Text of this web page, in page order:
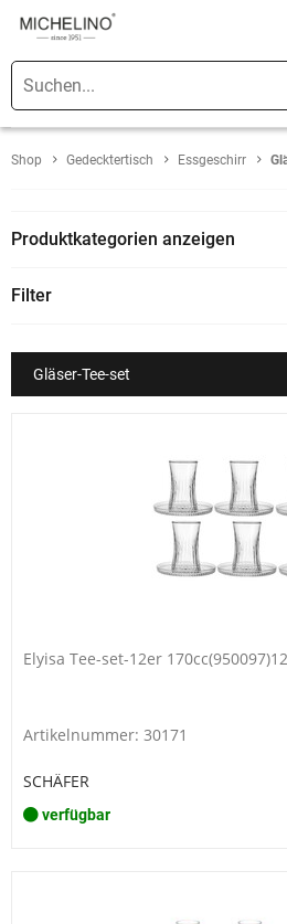
Shop Gedecktertisch Essgeschirr
Produktkategorien anzeigen
Filter
Gläser-Tee-set
Elyisa Tee-set-12er
Artikelnummer: 30171
SCHÄFER
verfügbar